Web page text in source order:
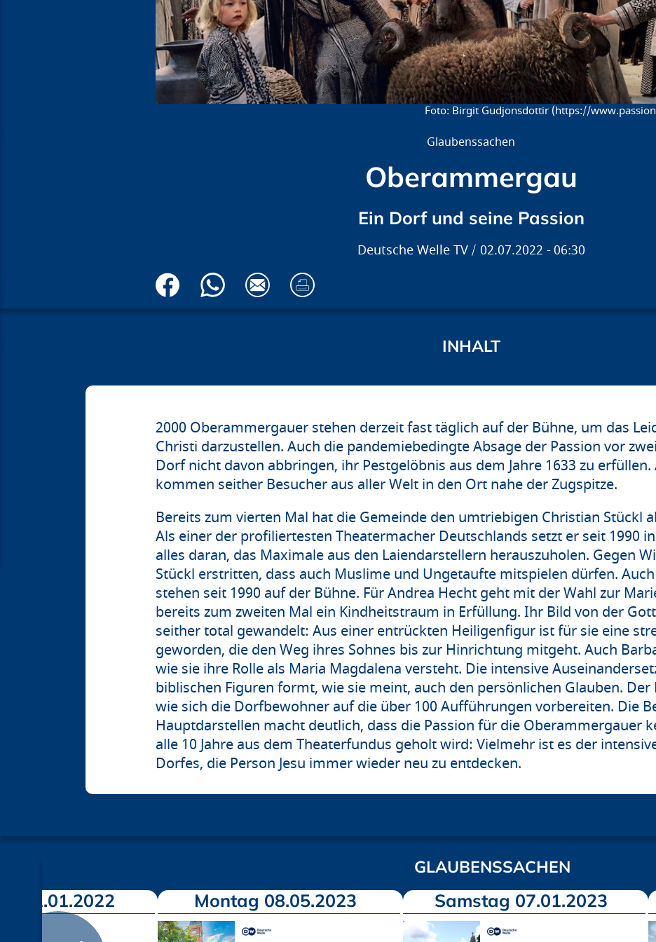
Birgit Gudjonsdottir (https://
Glaubenssachen
Oberammergau
Ein Dorf und seine Passion
Deutsche Welle TV 02.07.2022 06:30
2000 Oberammergauer stehen derzeit fast täglich auf der Bühne, um das
Christi darzustellen. Auch die pandemiebedingte Absage der Passion vor
Dorf nicht davon abbringen, ihr Pestgelöbnis aus dem Jahre 1633 zu erfüllen.
kommen seither Besucher aus aller Welt in den Ort nahe der Zugspitze.
Bereits zum vierten Mal hat die Gemeinde den umtriebigen Christian Stückl
Als einer der profiliertesten Theatermacher Deutschlands setzt er seit 1990
alles daran, das Maximale aus den Laiendarstellern herauszuholen. Gegen
Stückl erstritten, dass auch Muslime und Ungetaufte mitspielen dürfen.
stehen seit 1990 auf der Bühne. Für Andrea Hecht geht mit der Wahl zur
bereits zum zweiten Mal ein Kindheitstraum in Erfüllung. Ihr Bild von der
seither total gewandelt: Aus einer entrückten Heiligenfigur ist für sie eine
geworden, die den Weg ihres Sohnes bis zur Hinrichtung mitgeht. Auch
wie sie ihre Rolle als Maria Magdalena versteht. Die intensive
biblischen Figuren formt, wie sie meint, auch den persönlichen Glauben. Der
wie sich die Dorfbewohner auf die über 100 Aufführungen vorbereiten. Die
Hauptdarstellen macht deutlich, dass die Passion für die Oberammergauer
alle 10 Jahre aus dem Theaterfundus geholt wird: Vielmehr ist es der
Dorfes, die Person Jesu immer wieder neu zu entdecken.
GLAUBENSSACHEN
02.01.2022 Montag 08.05.2023 Samstag 07.01.2023